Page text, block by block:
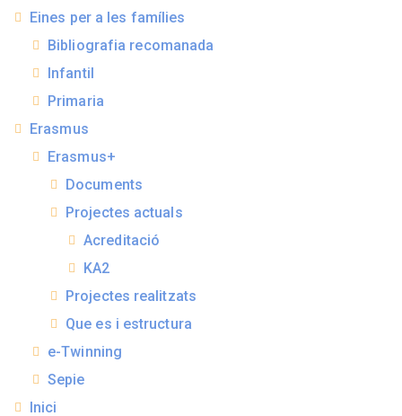
Eines per a les famílies
Bibliografia recomanada
Infantil
Primaria
Erasmus
Erasmus+
Documents
Projectes actuals
Acreditació
KA2
Projectes realitzats
Que es i estructura
e-Twinning
Sepie
Inici